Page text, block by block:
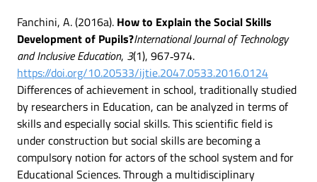
Fanchini, A. (2016a). How to Explain the Social Skills
Development of Pupils?International Journal of Technology
and Inclusive Education, 3(1), 967‑974.
https://doi.org/10.20533/ijtie.2047.0533.2016.0124
Differences of achievement in school, traditionally studied
by researchers in Education, can be analyzed in terms of
skills and especially social skills. This scientific field is
under construction but social skills are becoming a
compulsory notion for actors of the school system and for
Educational Sciences. Through a multidisciplinary